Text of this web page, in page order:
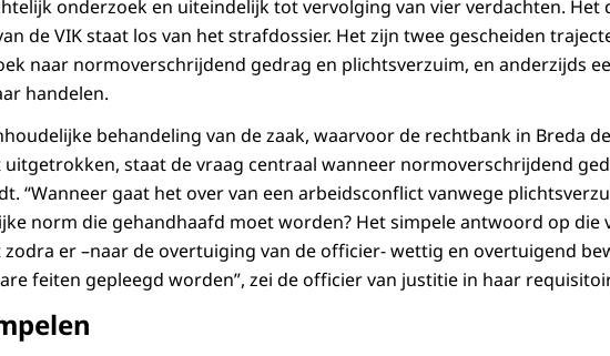
onderzoek en uiteindelijk tot vervolging van vier verdachten. Het
de VIK staat los van het strafdossier. Het zijn twee gescheiden
naar normoverschrijdend gedrag en plichtsverzuim, en anderzijds
handelen.
behandeling van de zaak, waarvoor de rechtbank in Breda
uitgetrokken, staat de vraag centraal wanneer normoverschrijdend
“Wanneer gaat het over van een arbeidsconflict vanwege
norm die gehandhaafd moet worden? Het simpele antwoord op die
zodra er –naar de overtuiging van de officier- wettig en overtuigend
feiten gepleegd worden”, zei de officier van justitie in haar